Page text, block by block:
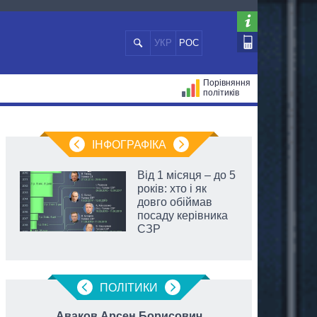
УКР РОС
Порівняння
політиків
ІНФОГРАФІКА
Від 1 місяця – до 5
років: хто і як
довго обіймав
посаду керівника
СЗР
ПОЛIТИКИ